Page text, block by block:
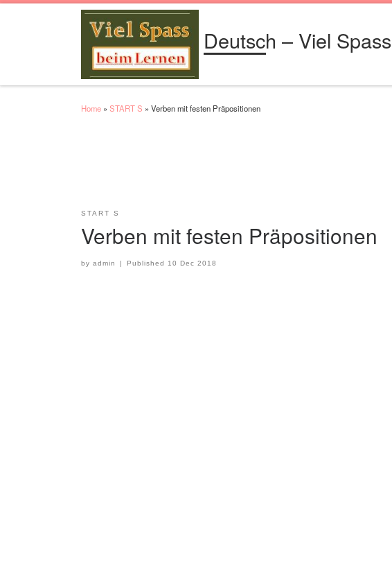
Deutsch – Viel Spass
Home » START S » Verben mit festen Präpositionen
START S
Verben mit festen Präpositionen
by admin | Published 10 Dec 2018